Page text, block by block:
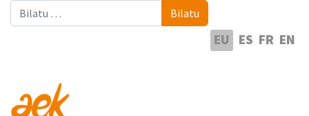
Bilatu Bilatu
EU ES FR EN